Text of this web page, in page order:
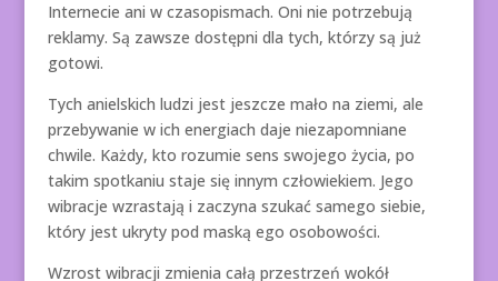
Internecie ani w czasopismach. Oni nie potrzebują
reklamy. Są zawsze dostępni dla tych, którzy są już
gotowi.
Tych anielskich ludzi jest jeszcze mało na ziemi, ale
przebywanie w ich energiach daje niezapomniane
chwile. Każdy, kto rozumie sens swojego życia, po
takim spotkaniu staje się innym człowiekiem. Jego
wibracje wzrastają i zaczyna szukać samego siebie,
który jest ukryty pod maską ego osobowości.
Wzrost wibracji zmienia całą przestrzeń wokół